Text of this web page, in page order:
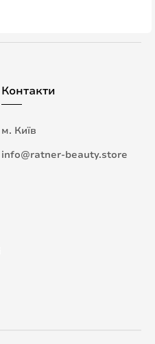
Контакти
м. Київ
info@ratner-beauty.store